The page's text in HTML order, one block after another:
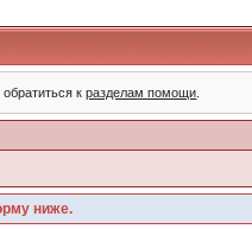
кразделам помощи
ниже.